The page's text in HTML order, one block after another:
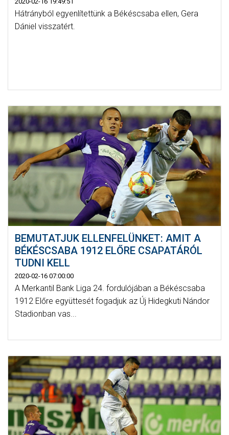
Hátrányból egyenlítettünk a Békéscsaba ellen, Gera
Dániel visszatért.
BEMUTATJUK ELLENFELÜNKET: AMIT A
BÉKÉSCSABA 1912 ELŐRE CSAPATÁRÓL
TUDNI KELL
2020-02-16 07:00:00
A Merkantil Bank Liga 24. fordulójában a Békéscsaba
1912 Előre együttesét fogadjuk az Új Hidegkuti Nándor
Stadionban vas...